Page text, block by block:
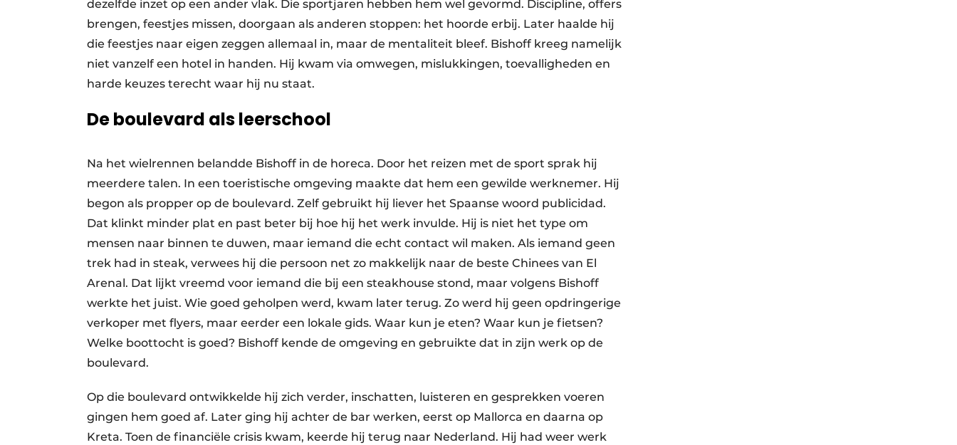
dezelfde inzet op een ander vlak. Die sportjaren hebben hem wel gevormd. Discipline, offers
brengen, feestjes missen, doorgaan als anderen stoppen: het hoorde erbij. Later haalde hij
die feestjes naar eigen zeggen allemaal in, maar de mentaliteit bleef. Bishoff kreeg namelijk
niet vanzelf een hotel in handen. Hij kwam via omwegen, mislukkingen, toevalligheden en
harde keuzes terecht waar hij nu staat.
De boulevard als leerschool
Na het wielrennen belandde Bishoff in de horeca. Door het reizen met de sport sprak hij
meerdere talen. In een toeristische omgeving maakte dat hem een gewilde werknemer. Hij
begon als propper op de boulevard. Zelf gebruikt hij liever het Spaanse woord publicidad.
Dat klinkt minder plat en past beter bij hoe hij het werk invulde. Hij is niet het type om
mensen naar binnen te duwen, maar iemand die echt contact wil maken. Als iemand geen
trek had in steak, verwees hij die persoon net zo makkelijk naar de beste Chinees van El
Arenal. Dat lijkt vreemd voor iemand die bij een steakhouse stond, maar volgens Bishoff
werkte het juist. Wie goed geholpen werd, kwam later terug. Zo werd hij geen opdringerige
verkoper met flyers, maar eerder een lokale gids. Waar kun je eten? Waar kun je fietsen?
Welke boottocht is goed? Bishoff kende de omgeving en gebruikte dat in zijn werk op de
boulevard.
Op die boulevard ontwikkelde hij zich verder, inschatten, luisteren en gesprekken voeren
gingen hem goed af. Later ging hij achter de bar werken, eerst op Mallorca en daarna op
Kreta. Toen de financiële crisis kwam, keerde hij terug naar Nederland. Hij had weer werk